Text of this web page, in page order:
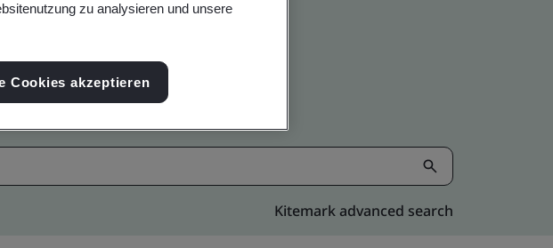
Swiss and global companies
Kitemark advanced search
zu analysieren und unsere
Cookies akzeptieren